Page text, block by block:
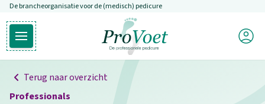
Overslaan en naar de inhoud gaan
De brancheorganisatie voor de (medisch) pedicure
Open hoofdmenu
Ga naar de homepagina
Mijn
Terug naar overzicht
Professionals